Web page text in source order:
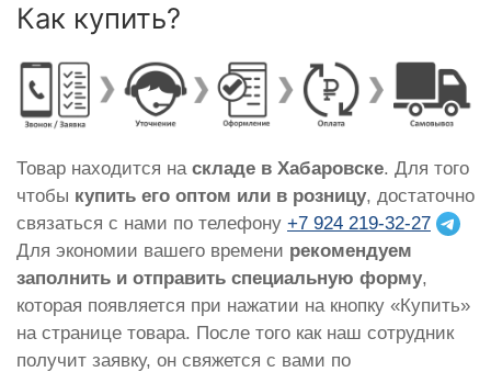
Как купить?
Товар находится на складе в Хабаровске. Для того
чтобы купить его оптом или в розницу, достаточно
связаться с нами по телефону +7 924 219-32-27
Для экономии вашего времени рекомендуем
заполнить и отправить специальную форму,
которая появляется при нажатии на кнопку «Купить»
на странице товара. После того как наш сотрудник
получит заявку, он свяжется с вами по